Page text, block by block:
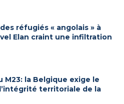
réfugiés « angolais » à
Elan craint une infiltration
M23: la Belgique exige le
territoriale de la